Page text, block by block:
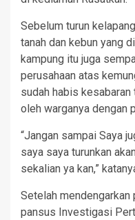
Sebelum turun
tanah dan kebun yang
kampung itu juga
perusahaan atas
sudah habis
oleh warganya dengan
“Jangan sampai Saya
saya saya turunkan
sekalian ya kan,”
Setelah
pansus Investigasi